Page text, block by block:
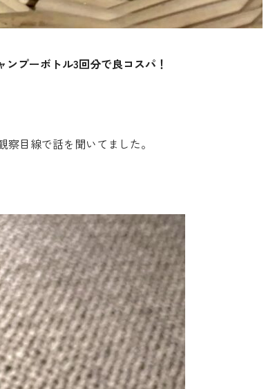
ンプーボトル3回分で良コスパ！
目線で話を聞いてました。